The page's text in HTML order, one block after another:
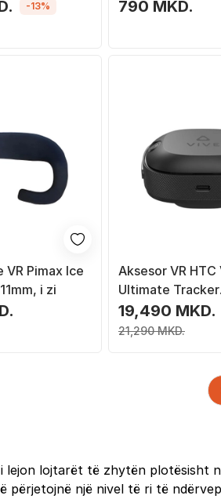
-13%
VR, 10m, e zezë
790 MKD.
Pimax Ice
i zi
Aksesor VR HTC
Ultimate Tracker
99HATT004-00,
USB-C, i zi
19,490 MKD.
21,290 MKD.
lojtarët të zhytën plotësisht
përjetojnë një nivel të ri të